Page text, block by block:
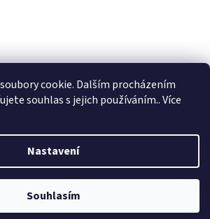
cookie. Dalším procházením
souhlas s jejich používáním.. Více
Nastavení
Souhlasím
AUTÍČKÁRNA. Všechna práva
vyhrazena.